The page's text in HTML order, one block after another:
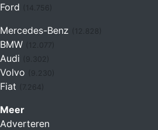
Ford (14.756)
Mercedes-Benz
BMW
Audi
Volvo
Fiat (7.264)
Meer
Adverteren